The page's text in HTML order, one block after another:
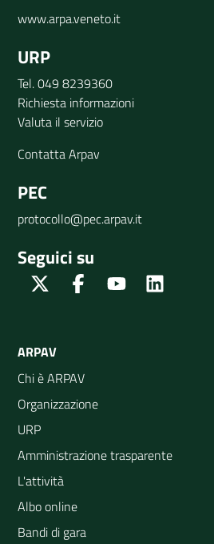
www.arpa.veneto.it
URP
Tel. 049 8239360
Richiesta informazioni
Valuta il servizio
Contatta Arpav
PEC
protocollo@pec.arpav.it
Seguici su
Twitter FacebookYoutube
ARPAV
Chi è ARPAV
Organizzazione
URP
Amministrazione trasparente
L'attività
Albo online
Bandi di gara